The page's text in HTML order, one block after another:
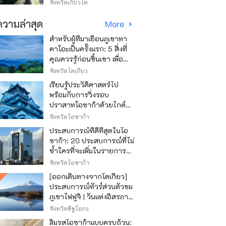
จังหวัดเกียวโต
ามล่าสุด More
สำหรับผู้ที่มาเยือนภูเขาทา
คาโอะเป็นครั้งแรก: 5 สิ่งที่
คุณควรรู้ก่อนขึ้นเขา เพื่อ
ให้การปีนเขาเป็นไปอย่าง
สนุกสนาน
จังหวัดโตเกียว
เรียนรู้ประวัติศาสตร์ไป
พร้อมกับการวิ่งรอบ
ปราสาทโอซาก้าด้วยไกด์
เสียง "วิ่ง วิ่ง เรียนรู้"
จังหวัดโอซาก้า
ประสบการณ์ที่ดีที่สุดในโอ
ซาก้า: 20 ประสบการณ์ที่ไม่
ซ้ำใครที่จะเพิ่มในรายการสิ่ง
ที่อยากทำในการเดินทาง
ของคุณ
จังหวัดโอซาก้า
[ออกเดินทางจากโตเกียว]
ประสบการณ์ทัวร์ส่วนตัวชม
ภูเขาไฟฟูจิ | วันแห่งอิสรภาพ
สุดหรู
จังหวัดชิซูโอกะ
ลิ้มรสโอซาก้าแบบครบถ้วน: